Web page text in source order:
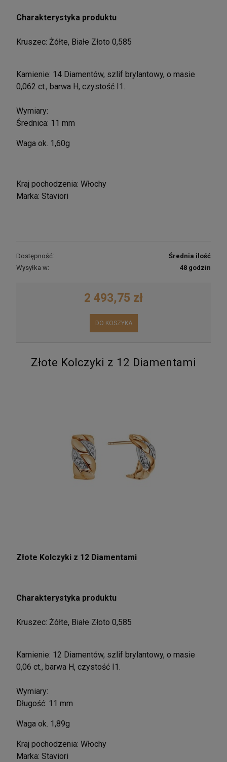
Charakterystyka produktu
Kruszec: Żółte, Białe Złoto 0,585
Kamienie: 14 Diamentów, szlif brylantowy, o masie
0,062 ct., barwa H, czystość I1.
Wymiary:
Średnica: 11 mm
Waga ok. 1,60g
Kraj pochodzenia: Włochy
Marka: Staviori
Dostępność:
Średnia ilość
Wysyłka w:
48 godzin
2 493,75 zł
DO KOSZYKA
Złote Kolczyki z 12 Diamentami
Złote Kolczyki z 12 Diamentami
Charakterystyka produktu
Kruszec: Żółte, Białe Złoto 0,585
Kamienie: 12 Diamentów, szlif brylantowy, o masie
0,06 ct., barwa H, czystość I1.
Wymiary:
Długość: 11 mm
Waga ok. 1,89g
Kraj pochodzenia: Włochy
Marka: Staviori